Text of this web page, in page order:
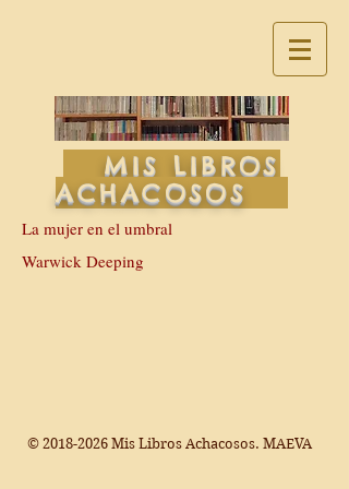
MIS LIBROS
ACHACOSOS
La mujer en el umbral
Warwick Deeping
© 2018-2026 Mis Libros Achacosos. MAEVA